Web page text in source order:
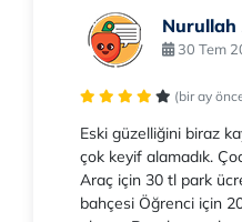
Nurullah
30 Tem
(bir ay
Eski güzelliğini biraz
çok keyif alamadık.
Araç için 30 tl park
bahçesi Öğrenci için